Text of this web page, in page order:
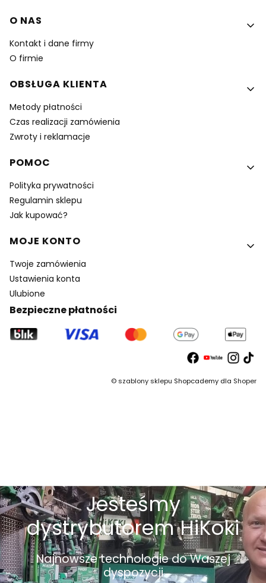
Linki w stopce
O NAS
Kontakt i dane firmy
O firmie
OBSŁUGA KLIENTA
Metody płatności
Czas realizacji zamówienia
Zwroty i reklamacje
POMOC
Polityka prywatności
Regulamin sklepu
Jak kupować?
MOJE KONTO
Twoje zamówienia
Ustawienia konta
Ulubione
Bezpieczne płatności
©szablony sklepu Shopcademy dla Shoper
Jesteśmy
dystrybutorem HiKoki
Najnowsze technologie do Waszej
dyspozycji